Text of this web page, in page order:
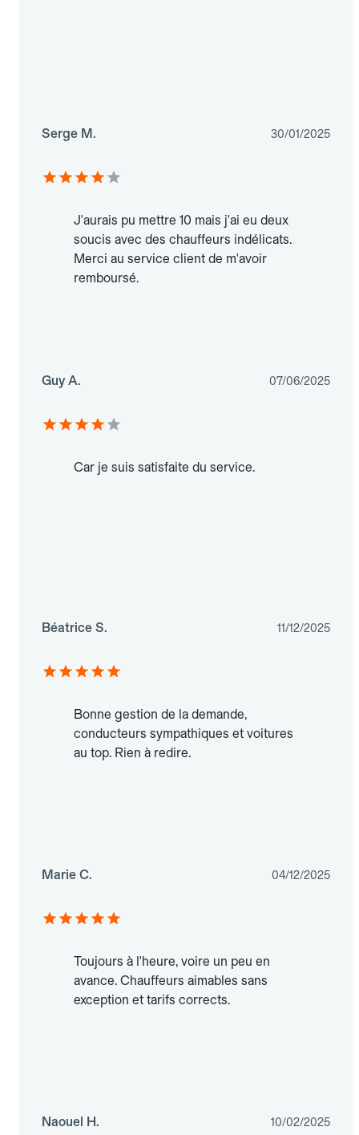
Serge M. 30/01/2025
J'aurais pu mettre 10 mais j'ai eu deux
soucis avec des chauffeurs indélicats.
Merci au service client de m'avoir
remboursé.
Guy A. 07/06/2025
Car je suis satisfaite du service.
Béatrice S. 11/12/2025
Bonne gestion de la demande,
conducteurs sympathiques et voitures
au top. Rien à redire.
Marie C. 04/12/2025
Toujours à l'heure, voire un peu en
avance. Chauffeurs aimables sans
exception et tarifs corrects.
Naouel H. 10/02/2025